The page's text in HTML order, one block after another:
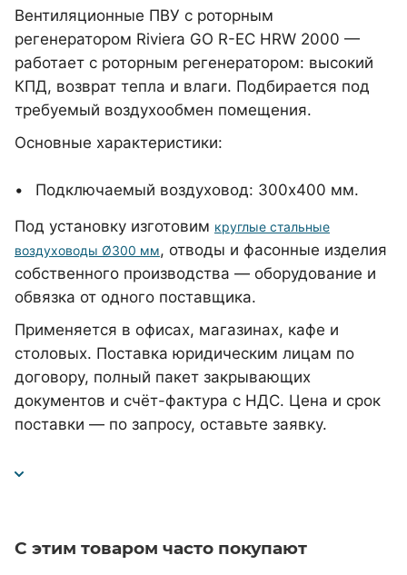
Вентиляционные ПВУ с роторным
регенератором Riviera GO R-EC HRW 2000 —
работает с роторным регенератором: высокий
КПД, возврат тепла и влаги. Подбирается под
требуемый воздухообмен помещения.
Основные характеристики:
Подключаемый воздуховод: 300x400 мм.
Под установку изготовим круглые стальные
воздуховоды Ø300 мм, отводы и фасонные изделия
собственного производства — оборудование и
обвязка от одного поставщика.
Применяется в офисах, магазинах, кафе и
столовых. Поставка юридическим лицам по
договору, полный пакет закрывающих
документов и счёт-фактура с НДС. Цена и срок
поставки — по запросу, оставьте заявку.
С этим товаром часто покупают